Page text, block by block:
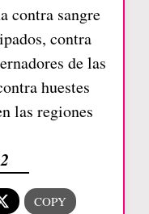
contra sangre
contra
de las
huestes
las regiones